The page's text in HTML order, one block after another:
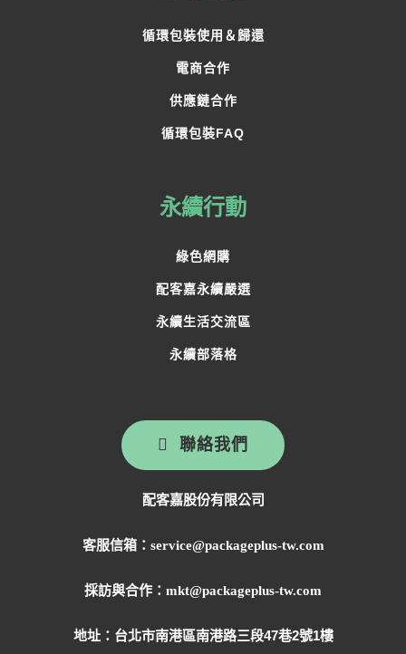
循環包裝使用＆歸還
電商合作
供應鏈合作
循環包裝FAQ
聯絡我們
配客嘉股份有限公司
客服信箱：service@packageplus-tw.com
採訪與合作：mkt@packageplus-tw.com
地址： 台北市南港區南港路三段47巷2號1樓
永續行動
綠色網購
配客嘉永續嚴選
永續生活交流區
永續部落格